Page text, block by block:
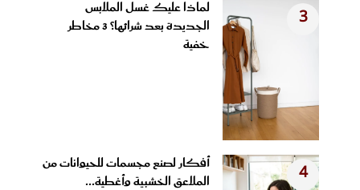
3
لماذا عليك غسل الملابس
الجديدة بعد شرائها؟ 3 مخاطر
خفية
4
أفكار لصنع مجسمات للحيوانات من
الملاعق الخشبية وأغطية...